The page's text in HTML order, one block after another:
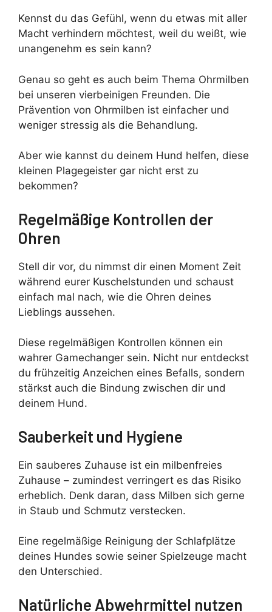
Kennst du das Gefühl, wenn du etwas mit aller
Macht verhindern möchtest, weil du weißt, wie
unangenehm es sein kann?
Genau so geht es auch beim Thema Ohrmilben
bei unseren vierbeinigen Freunden. Die
Prävention von Ohrmilben ist einfacher und
weniger stressig als die Behandlung.
Aber wie kannst du deinem Hund helfen, diese
kleinen Plagegeister gar nicht erst zu
bekommen?
Regelmäßige Kontrollen der
Ohren
Stell dir vor, du nimmst dir einen Moment Zeit
während eurer Kuschelstunden und schaust
einfach mal nach, wie die Ohren deines
Lieblings aussehen.
Diese regelmäßigen Kontrollen können ein
wahrer Gamechanger sein. Nicht nur entdeckst
du frühzeitig Anzeichen eines Befalls, sondern
stärkst auch die Bindung zwischen dir und
deinem Hund.
Sauberkeit und Hygiene
Ein sauberes Zuhause ist ein milbenfreies
Zuhause – zumindest verringert es das Risiko
erheblich. Denk daran, dass Milben sich gerne
in Staub und Schmutz verstecken.
Eine regelmäßige Reinigung der Schlafplätze
deines Hundes sowie seiner Spielzeuge macht
den Unterschied.
Natürliche Abwehrmittel nutzen